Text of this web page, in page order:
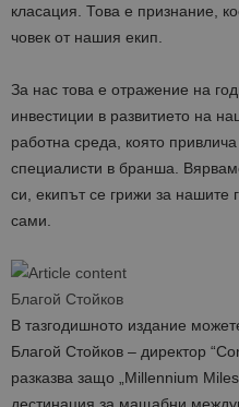
класация. Това е признание,
човек от нашия екип.
За нас това е отражение на
инвестиции в развитието на
работна среда, която
специалисти в бранша.
си, екипът се грижи за нашите
сами.
Благой Стойков
В тазгодишното издание
Благой Стойков – директор
разказва защо „Millennium